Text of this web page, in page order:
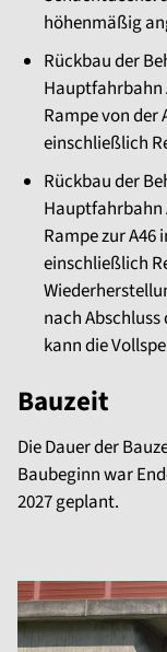
höhenmäßig
Rückbau der
Hauptfahrbahn
Rampe von der
einschließlich
Rückbau der
Hauptfahrbahn
Rampe zur
einschließlich
nach
kann die
Bauzeit
Die Dauer der
Baubeginn war
2027 geplant.